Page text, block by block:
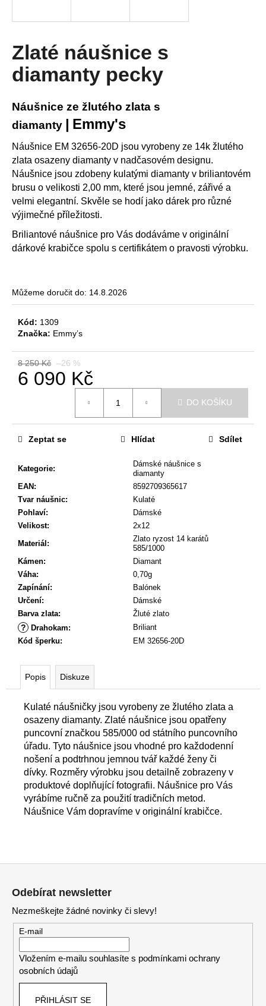
Zlaté náušnice s
diamanty pecky
Náušnice ze žlutého zlata s
diamanty | Emmy's
Náušnice EM 32656-20D jsou vyrobeny ze 14k žlutého
zlata osazeny diamanty v nadčasovém designu.
Náušnice jsou zdobeny kulatými diamanty v briliantovém
brusu o velikosti 2,00 mm, které jsou jemné, zářivé a
velmi elegantní. Skvěle se hodí jako dárek pro různé
výjimečné příležitosti.
Briliantové náušnice pro Vás dodáváme v originální
dárkové krabičce spolu s certifikátem o pravosti výrobku.
Můžeme doručit do: 14.8.2026
Kód: 1309
Značka: Emmy’s
8 250 Kč –26 %
6 090 Kč
DO KOŠÍKU
Kategorie:
Dámské náušnice s
diamanty
EAN:
8592709365617
Tvar náušnic:
Kulaté
Pohlaví:
Dámské
Velikost:
2x12
Materiál:
Zlato ryzost 14 karátů
585/1000
Kámen:
Diamant
Váha:
0,70g
Zapínání:
Balónek
Určení:
Dámské
Barva zlata: Žluté zlato
? Drahokam:
Briliant
Kód šperku: EM 32656-20D
Zeptat se Hlídat Sdílet
Popis Diskuze
Kulaté náušničky jsou vyrobeny ze žlutého zlata a
osazeny diamanty. Zlaté náušnice jsou opatřeny
puncovní značkou 585/000 od státního puncovního
úřadu. Tyto náušnice jsou vhodné pro každodenní
nošení a podtrhnou jemnou tvář každé ženy či
dívky. Rozměry výrobku jsou detailně zobrazeny v
produktové doplňující fotografii. Náušnice pro Vás
vyrábíme ručně za použití tradičních metod.
Náušnice Vám dopravíme v originální krabičce.
í
t
?
D
o
p
o
r
u
j
e
m
e
DĚTSKÉ
NÁUŠNICE
Původně:
090
Odebírat newsletter
Nezmeškejte žádné novinky či slevy!
E-mail
Vložením e-mailu souhlasíte s podmínkami ochrany
osobních údajů
PŘIHLÁSIT SE